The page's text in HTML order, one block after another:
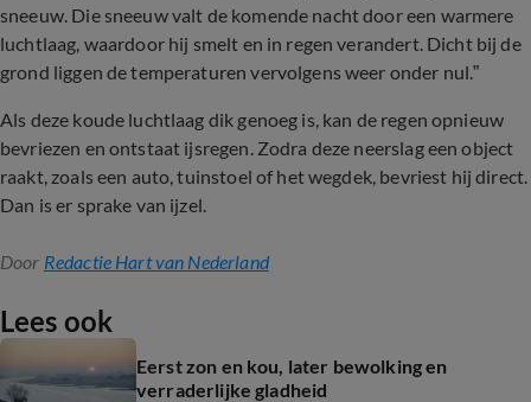
sneeuw. Die sneeuw valt de komende nacht door een warmere
luchtlaag, waardoor hij smelt en in regen verandert. Dicht bij de
grond liggen de temperaturen vervolgens weer onder nul.”
Als deze koude luchtlaag dik genoeg is, kan de regen opnieuw
bevriezen en ontstaat ijsregen. Zodra deze neerslag een object
raakt, zoals een auto, tuinstoel of het wegdek, bevriest hij direct.
Dan is er sprake van ijzel.
Door Redactie Hart van Nederland
Lees ook
Eerst zon en kou, later bewolking en
verraderlijke gladheid